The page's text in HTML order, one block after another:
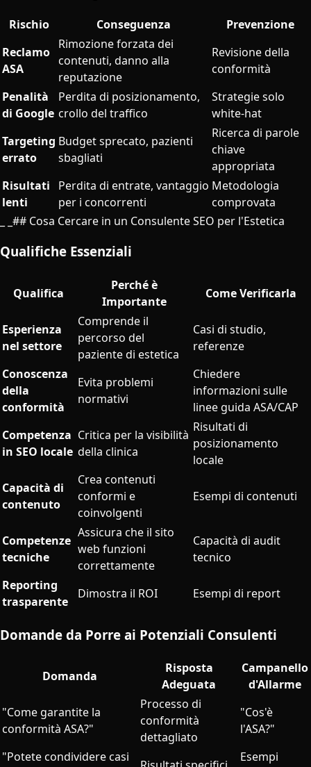
Rischio Conseguenza
Prevenzione
Reclamo
ASA
Rimozione forzata dei
contenuti, danno alla
reputazione
Revisione della
conformità
Penalità
di Google
Perdita di posizionamento,
crollo del traffico
Strategie solo
white-hat
Targeting
errato
Budget sprecato, pazienti
sbagliati
Ricerca di parole
chiave
appropriata
Risultati
lenti
Perdita di entrate, vantaggio
per i concorrenti
Metodologia
comprovata
_ _## Cosa Cercare in un Consulente SEO per l'Estetica
Qualifiche Essenziali
Qualifica
Perché è
Importante
Come Verificarla
Esperienza
nel settore
Comprende il
percorso del
paziente di estetica
Casi di studio,
referenze
Conoscenza
della
conformità
Evita problemi
normativi
Chiedere
informazioni sulle
linee guida ASA/CAP
Competenza
in SEO locale
Critica per la visibilità
della clinica
Risultati di
posizionamento
locale
Capacità di
contenuto
Crea contenuti
conformi e
coinvolgenti
Esempi di contenuti
Competenze
tecniche
Assicura che il sito
web funzioni
correttamente
Capacità di audit
tecnico
Reporting
trasparente
Dimostra il ROI Esempi di report
Domande da Porre ai Potenziali Consulenti
Domanda
Risposta
Adeguata
Campanello
d'Allarme
"Come garantite la
conformità ASA?"
Processo di
conformità
dettagliato
"Cos'è
l'ASA?"
"Potete condividere casi
Esempi